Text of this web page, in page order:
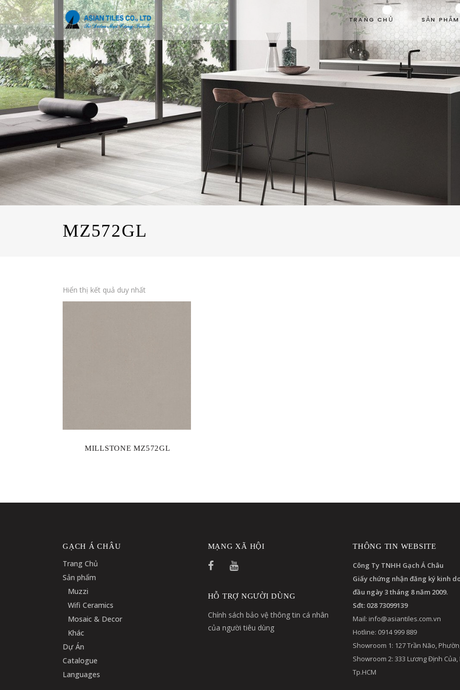
TRANG CHỦ SẢN PHẨM
MZ572GL
Hiển thị kết quả duy nhất
MILLSTONE MZ572GL
GẠCH Á CHÂU
Trang Chủ
Sản phẩm
Muzzi
Wifi Ceramics
Mosaic & Decor
Khác
Dự Án
Catalogue
Languages
MẠNG XÃ HỘI
HỖ TRỢ NGƯỜI DÙNG
Chính sách bảo vệ thông tin cá nhân
của người tiêu dùng
THÔNG TIN WEBSITE
Công Ty TNHH Gạch Á Châu
Giấy chứng nhận đăng ký kinh
đầu ngày 3 tháng 8 năm 2009.
Sđt: 028 73099139
Mail: info@asiantiles.com.vn
Hotline: 0914 999 889
Showroom 1: 127 Trần Não,
Showroom 2: 333 Lương Định
Tp.HCM